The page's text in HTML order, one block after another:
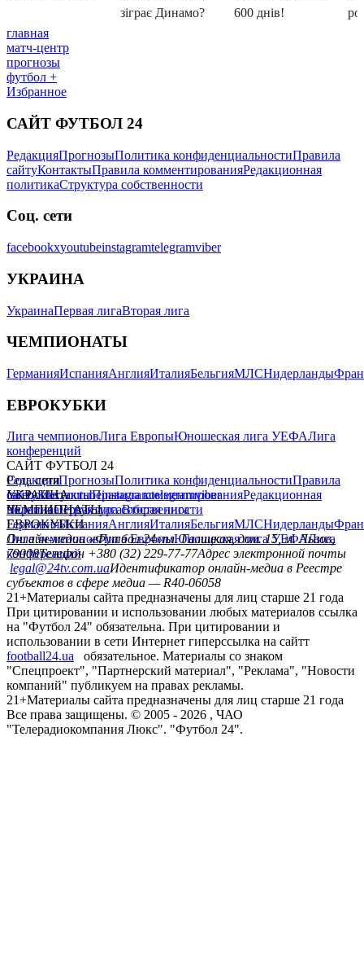
главная
матч-центр
прогнозы
футбол +
Избранное
САЙТ ФУТБОЛ 24
РедакцияПрогнозыПолитика конфиденциальностиПравила
сайтуКонтактыПравила комментированияРедакционная
политикаСтруктура собственности
Соц. сети
facebookxyoutubeinstagramtelegramviber
УКРАИНА
УкраинаПервая лигаВторая лига
ЧЕМПИОНАТЫ
ГерманияИспанияАнглияИталияБельгияМЛСНидерланды
ЕВРОКУБКИ
Лига чемпионовЛига ЕвропыЮношеская лига УЕФАЛига
конференций
САЙТ ФУТБОЛ 24
РедакцияПрогнозыПолитика конфиденциальностиПравила
сайтуКонтактыПравила комментированияРедакционная
политикаСтруктура собственности
Соц. сети
facebookxyoutubeinstagramtelegramviber
УКРАИНА
УкраинаПервая лигаВторая лига
ЧЕМПИОНАТЫ
ГерманияИспанияАнглияИталияБельгияМЛСНидерланды
ЕВРОКУБКИ
Лига чемпионовЛига ЕвропыЮношеская лига УЕФАЛига
конференций
Онлайн-медиа «Футбол 24»пл. Галицкая, дом. 15, м. Львов,
79008Телефон +380 (32) 229-77-77Адрес электронной почты
legal@24tv.com.uaИдентификатор онлайн-медиа в Реестре
субъектов в сфере медиа — R40-06058
21+Материалы сайта предназначены для лиц старше 21 года
При цитировании и использовании любых материалов ссылка
на "Футбол 24" обязательна. При цитировании и
использовании в сети Интернет гиперссылка на сайтт
football24.ua
обязательное. Материалы со знаком
"Спецпроект", "Партнерский материал", "Реклама", "Новости
компаний" публикуем на правах рекламы.
21+Материалы сайта предназначены для лиц старше 21 года
Все права защищены. © 2005 - 2026 , ЧАО
"Телерадиокомпания Люкс". "Футбол 24".